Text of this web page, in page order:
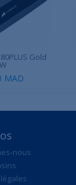
Gold
MAD
nous